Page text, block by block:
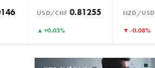
USD/CHF 0.81255
▲ +0.03%
NZD/USD
▼ -0.08%